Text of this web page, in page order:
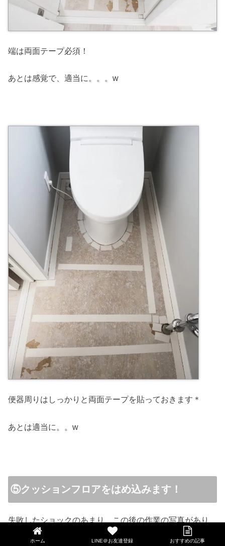
端は両面テープ必須！
あとは感覚で、適当に。。。w
便器周りはしっかりと両面テープを貼っておきます＊
あとは適当に。。w
⑤クッションフロアをはめ込みます！
失敗したショックのあまり、この後の作業の写真があり
ません。。。w
ホーム LINE＠お友達登録 おすすめの記事
LINE@